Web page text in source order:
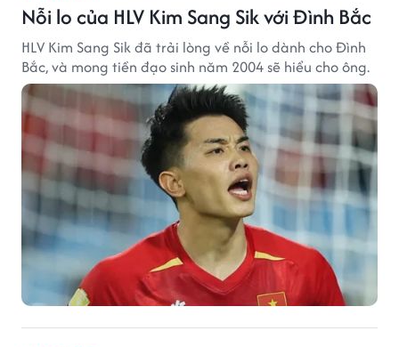
Nỗi lo của HLV Kim Sang Sik với Đình Bắc
HLV Kim Sang Sik đã trải lòng về nỗi lo dành cho Đình
Bắc, và mong tiền đạo sinh năm 2004 sẽ hiểu cho ông.